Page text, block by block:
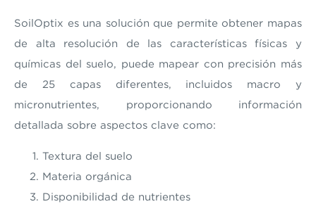
SoilOptix es una solución que permite obtener mapas
de alta resolución de las características físicas y
químicas del suelo, puede mapear con precisión más
de 25 capas diferentes, incluidos macro y
micronutrientes, proporcionando información
detallada sobre aspectos clave como:
Textura del suelo
Materia orgánica
Disponibilidad de nutrientes